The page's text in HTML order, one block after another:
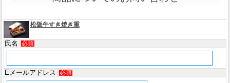
松阪牛すき焼き重
氏名 必須
Eメールアドレス 必須